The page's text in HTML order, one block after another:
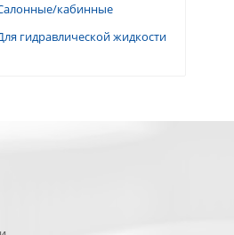
кабинные
гидравлической жидкости